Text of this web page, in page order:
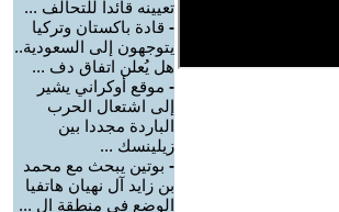
تعيينه قائدا للتحالف ...
- قادة باكستان وتركيا
يتوجهون إلى السعودية..
هل يُعلن اتفاق دف ...
- موقع أوكراني يشير
إلى اشتعال الحرب
الباردة مجددا بين
زيلينسك ...
- بوتين يبحث مع محمد
بن زايد آل نهيان هاتفيا
الوضع في منطقة ال ...